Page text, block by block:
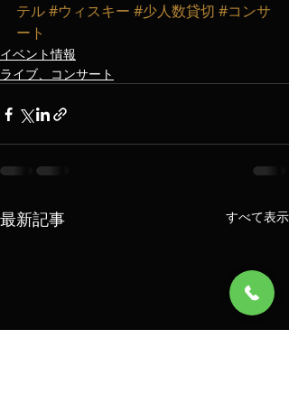
テル#ウィスキー #少人数貸切 #コンサ
ート
イベント情報
ライブ、コンサート
最新記事 すべて表示